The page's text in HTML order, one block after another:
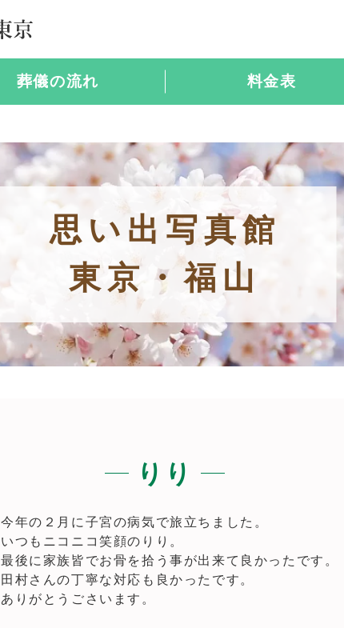
葬儀の流れ 料金表
思い出写真館
東京・福山
りり
今年の２月に子宮の病気で旅立ちました。
いつもニコニコ笑顔のりり。
最後に家族皆でお骨を拾う事が出来て良かったです。
田村さんの丁寧な対応も良かったです。
ありがとうごさいます。